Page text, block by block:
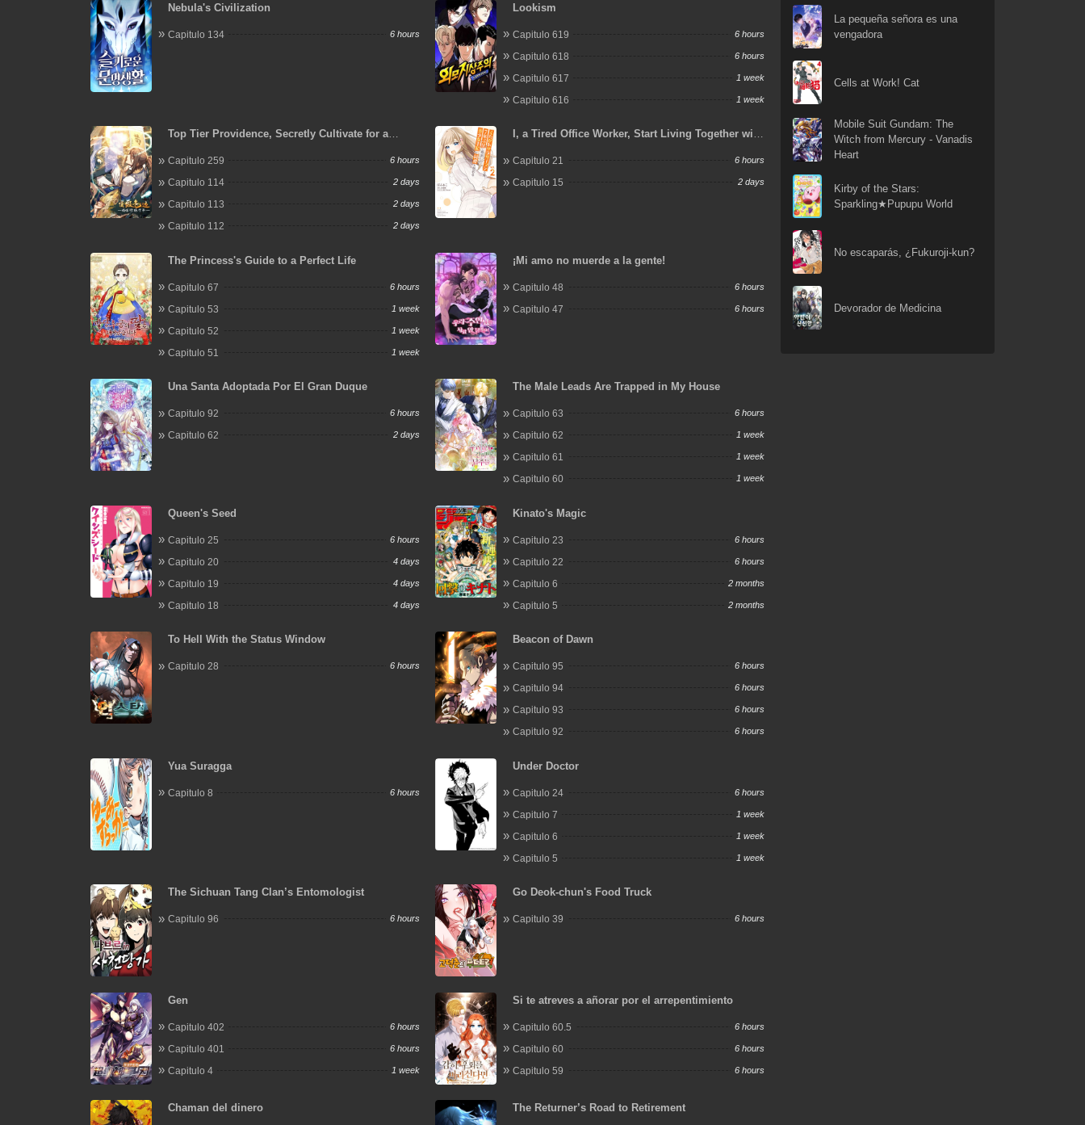
Nebula's Civilization
Capitulo 134 6 hours
Lookism
Capitulo 619 6 hours
Capitulo 618 6 hours
Capitulo 617 1 week
Capitulo 616 1 week
Top Tier Providence, Secretly Cultivate for a
Capitulo 259 6 hours
Capitulo 114 2 days
Capitulo 113 2 days
Capitulo 112 2 days
I, a Tired Office Worker, Start Living Together with
After 7 Years
Capitulo 21 6 hours
Capitulo 15 2 days
The Princess's Guide to a Perfect Life
Capitulo 67 6 hours
Capitulo 53 1 week
Capitulo 52 1 week
Capitulo 51 1 week
¡Mi amo no muerde a la gente!
Capitulo 48 6 hours
Capitulo 47 6 hours
Una Santa Adoptada Por El Gran Duque
Capitulo 92 6 hours
Capitulo 62 2 days
The Male Leads Are Trapped in My House
Capitulo 63 6 hours
Capitulo 62 1 week
Capitulo 61 1 week
Capitulo 60 1 week
Queen's Seed
Capitulo 25 6 hours
Capitulo 20 4 days
Capitulo 19 4 days
Capitulo 18 4 days
Kinato's Magic
Capitulo 23 6 hours
Capitulo 22 6 hours
Capitulo 6 2 months
Capitulo 5 2 months
To Hell With the Status Window
Capitulo 28 6 hours
Beacon of Dawn
Capitulo 95 6 hours
Capitulo 94 6 hours
Capitulo 93 6 hours
Capitulo 92 6 hours
Yua Suragga
Capitulo 8 6 hours
Under Doctor
Capitulo 24 6 hours
Capitulo 7 1 week
Capitulo 6 1 week
Capitulo 5 1 week
The Sichuan Tang Clan’s Entomologist
Capitulo 96 6 hours
Go Deok-chun's Food Truck
Capitulo 39 6 hours
Gen
Capitulo 402 6 hours
Capitulo 401 6 hours
Capitulo 4 1 week
Si te atreves a añorar por el arrepentimiento
Capitulo 60.5 6 hours
Capitulo 60 6 hours
Capitulo 59 6 hours
Chaman del dinero The Returner’s Road to Retirement
La pequeña señora es una
vengadora
Cells at Work! Cat
Mobile Suit Gundam: The
Witch from Mercury - Vanadis
Heart
Kirby of the Stars:
Sparkling★Pupupu World
No escaparás, ¿Fukuroji-kun?
Devorador de Medicina